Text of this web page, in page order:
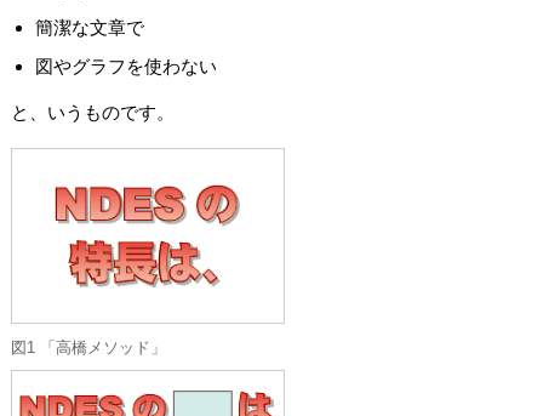
簡潔な文章で
図やグラフを使わない
と、いうものです。
図1 「高橋メソッド」